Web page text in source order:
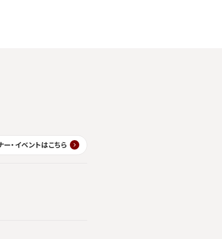
ー・イベントはこちら